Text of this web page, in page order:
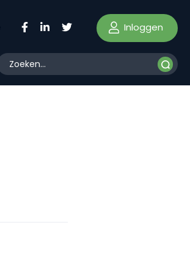
Inloggen